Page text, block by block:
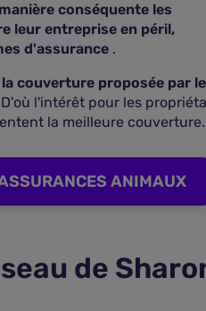
conséquente les
leur entreprise en péril,
d'assurance .
couverture proposée par
l'intérêt pour les
la meilleure couverture.
ANIMAUX
de